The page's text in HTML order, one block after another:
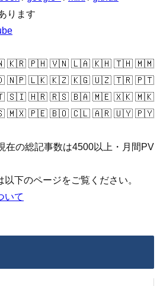
ります
🇰🇷 🇵🇭 🇻🇳 🇱🇦 🇰🇭 🇹🇭 🇲🇲
🇳🇵 🇱🇰 🇰🇿 🇰🇬 🇺🇿 🇹🇷 🇵🇹
🇸🇮 🇭🇷 🇷🇸 🇧🇦 🇲🇪 🇽🇰 🇲🇰
🇲🇽 🇵🇪 🇧🇴 🇨🇱 🇦🇷 🇺🇾 🇵🇾
在の総記事数は4500以上・月間PV
下のページをご覧ください。
いて